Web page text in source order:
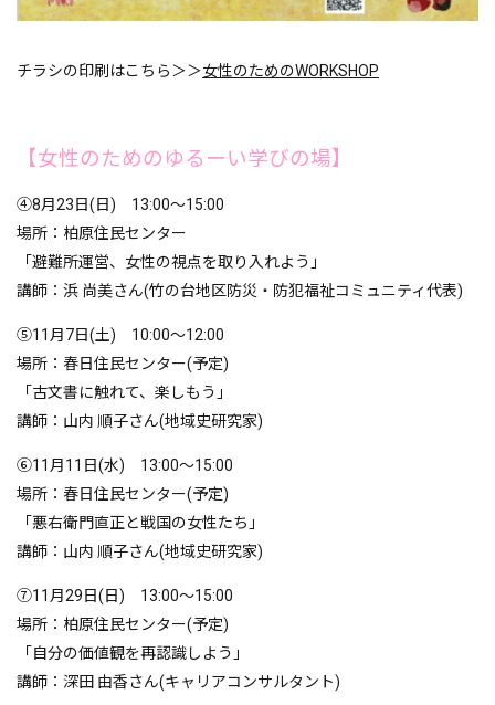
チラシの印刷はこちら＞＞女性のためのWORKSHOP
【女性のためのゆるーい学びの場】
④8月23日(日) 13:00～15:00
場所：柏原住民センター
「避難所運営、女性の視点を取り入れよう」
講師：浜 尚美さん(竹の台地区防災・防犯福祉コミュニティ代表)
⑤11月7日(土) 10:00～12:00
場所：春日住民センター(予定)
「古文書に触れて、楽しもう」
講師：山内 順子さん(地域史研究家)
⑥11月11日(水) 13:00～15:00
場所：春日住民センター(予定)
「悪右衛門直正と戦国の女性たち」
講師：山内 順子さん(地域史研究家)
⑦11月29日(日) 13:00～15:00
場所：柏原住民センター(予定)
「自分の価値観を再認識しよう」
講師：深田 由香さん(キャリアコンサルタント)